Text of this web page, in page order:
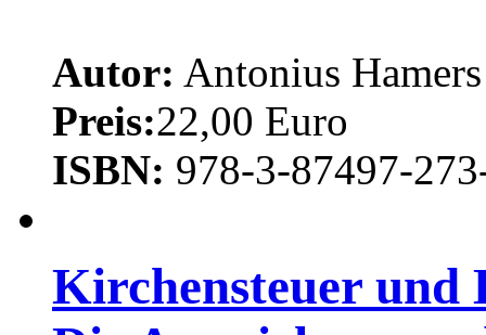
Autor: Antonius Hamers
Preis:22,00 Euro
ISBN: 978-3-87497-
Kirchensteuer